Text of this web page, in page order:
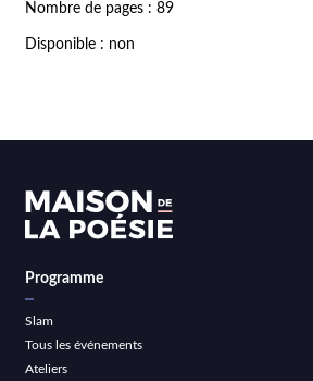
Nombre de pages : 89
Disponible : non
Programme
Slam
Tous les événements
Ateliers